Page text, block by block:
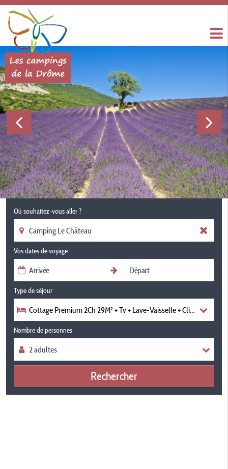
Où souhaitez-vous aller ?
Vos dates de voyage
Type de séjour
Cottage Premium 2Ch 29M² + Tv + Lave-Vaisselle + Clim + Plancha
Nombre de personnes
Rechercher